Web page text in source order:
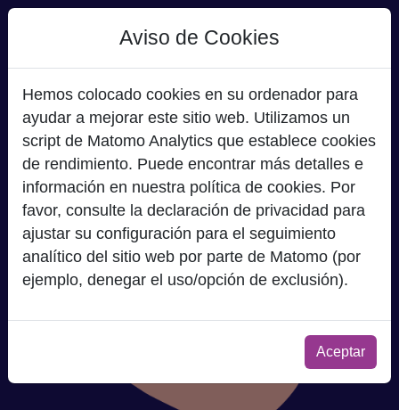
Previene y trata la
Aviso de Cookies
Hemos colocado cookies en su ordenador para
ayudar a mejorar este sitio web. Utilizamos un
script de Matomo Analytics que establece cookies
de rendimiento. Puede encontrar más detalles e
información en nuestra política de cookies. Por
favor, consulte la declaración de privacidad para
ajustar su configuración para el seguimiento
analítico del sitio web por parte de Matomo (por
ejemplo, denegar el uso/opción de exclusión).
Aceptar